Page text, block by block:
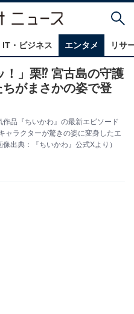
IT・ビジネス エンタメ リサ
！」栗⁉ 宮古島の守護
がまさかの姿で登
品『ちいかわ』の最新エピソード
ャラクターが驚きの姿に変身したエ
出典：『ちいかわ』公式Xより）